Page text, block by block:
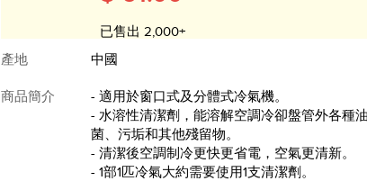
已售出 2,000+
產地
中國
商品簡介
- 適用於窗口式及分體式冷氣機。
- 水溶性清潔劑，能溶解空調冷卻盤管外各種
菌、污垢和其他殘留物。
- 清潔後空調制冷更快更省電，空氣更清新。
- 1部1匹冷氣大約需要使用1支清潔劑。